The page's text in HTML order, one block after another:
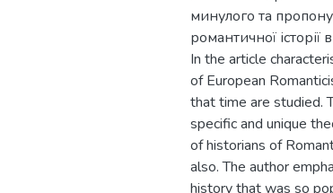
минулого та
романтичної історії
In the article
of European
that time are studied.
specific and unique
of historians of
also. The author
history that was so